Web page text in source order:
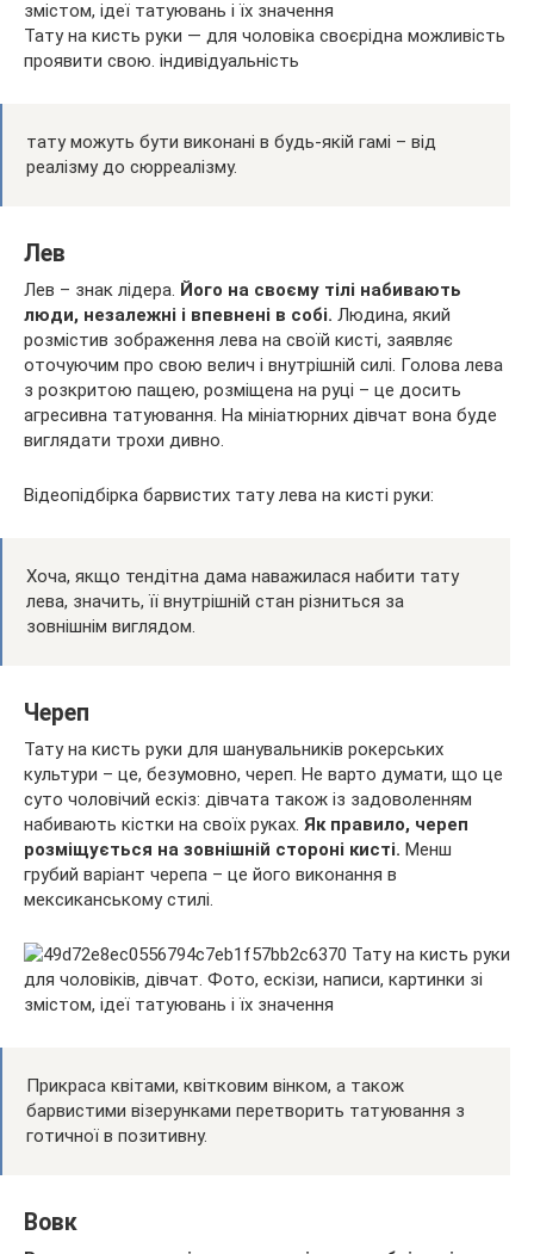
Тату на кисть руки — для чоловіка своєрідна можливість
проявити свою. індивідуальність
тату можуть бути виконані в будь-якій гамі – від
реалізму до сюрреалізму.
Лев
Лев – знак лідера. Його на своєму тілі набивають
люди, незалежні і впевнені в собі. Людина, який
розмістив зображення лева на своїй кисті, заявляє
оточуючим про свою велич і внутрішній силі. Голова лева
з розкритою пащею, розміщена на руці – це досить
агресивна татуювання. На мініатюрних дівчат вона буде
виглядати трохи дивно.
Відеопідбірка барвистих тату лева на кисті руки:
Хоча, якщо тендітна дама наважилася набити тату
лева, значить, її внутрішній стан різниться за
зовнішнім виглядом.
Череп
Тату на кисть руки для шанувальників рокерських
культури – це, безумовно, череп. Не варто думати, що це
суто чоловічий ескіз: дівчата також із задоволенням
набивають кістки на своїх руках. Як правило, череп
розміщується на зовнішній стороні кисті. Менш
грубий варіант черепа – це його виконання в
мексиканському стилі.
Прикраса квітами, квітковим вінком, а також
барвистими візерунками перетворить татуювання з
готичної в позитивну.
Вовк